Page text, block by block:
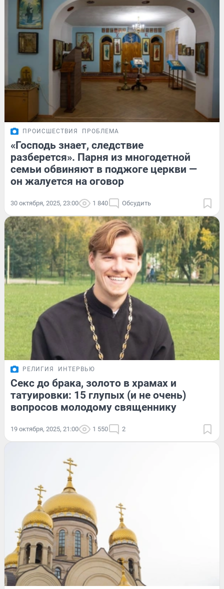
ПРОИСШЕСТВИЯ ПРОБЛЕМА
«Господь знает, следствие
разберется». Парня из многодетной
семьи обвиняют в поджоге церкви —
он жалуется на оговор
30 октября, 2025, 23:00 1 840 Обсудить
РЕЛИГИЯ ИНТЕРВЬЮ
Секс до брака, золото в храмах и
татуировки: 15 глупых (и не очень)
вопросов молодому священнику
19 октября, 2025, 21:00 1 550 2